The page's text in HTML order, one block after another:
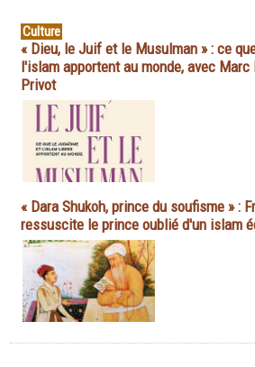
Culture
« Dieu, le Juif et le Musulman » : ce
l'islam apportent au monde, avec
Privot
« Dara Shukoh, prince du soufisme » :
ressuscite le prince oublié d'un islam